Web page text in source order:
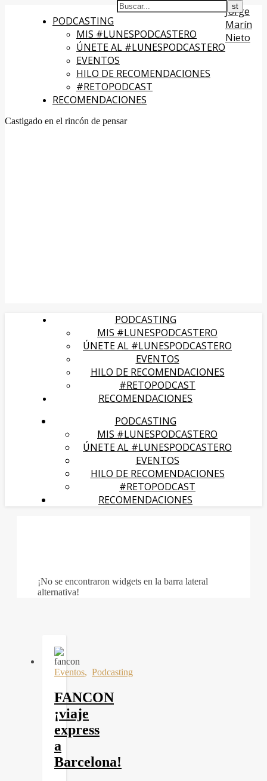
PODCASTING
MIS #LUNESPODCASTERO
ÚNETE AL #LUNESPODCASTERO
EVENTOS
HILO DE RECOMENDACIONES
#RETOPODCAST
RECOMENDACIONES
Jorge
Marín
Nieto
Castigado en el rincón de pensar
PODCASTING
MIS #LUNESPODCASTERO
ÚNETE AL #LUNESPODCASTERO
EVENTOS
HILO DE RECOMENDACIONES
#RETOPODCAST
RECOMENDACIONES
PODCASTING
MIS #LUNESPODCASTERO
ÚNETE AL #LUNESPODCASTERO
EVENTOS
HILO DE RECOMENDACIONES
#RETOPODCAST
RECOMENDACIONES
¡No se encontraron widgets en la barra lateral
alternativa!
Eventos, Podcasting
FANCON
¡viaje
express
a
Barcelona!